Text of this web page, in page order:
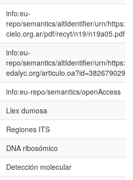
info:eu-
repo/semantics/altIdentifier/urn/https://
cielo.org.ar/pdf/recyt/n19/n19a05.pdf
info:eu-
repo/semantics/altIdentifier/urn/https://
edalyc.org/
info:eu-repo/semantics/openAccess
Llex dumosa
Regiones ITS
DNA ribosómico
Detección molecular